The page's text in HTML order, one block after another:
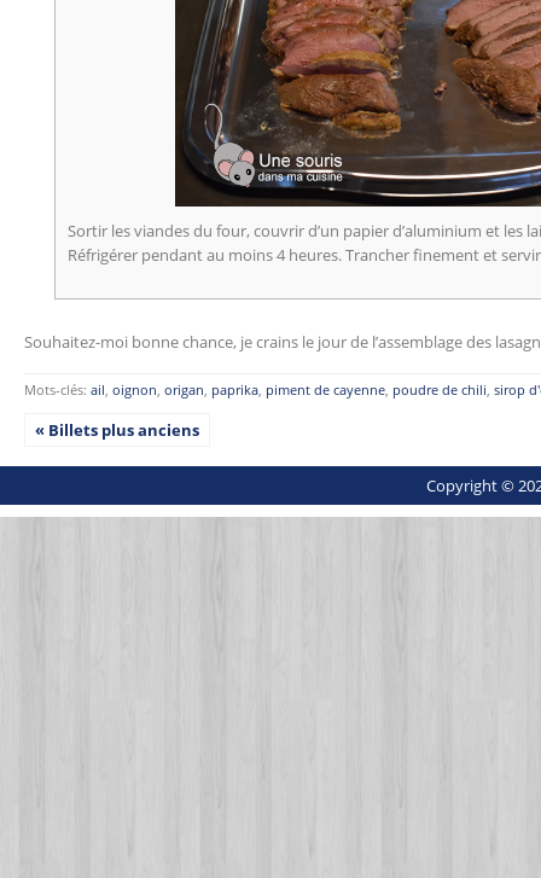
Sortir les viandes du four, couvrir d’un papier d’aluminium et les
Réfrigérer pendant au moins 4 heures. Trancher finement et
Souhaitez-moi bonne chance, je crains le jour de l’assemblage des
Mots-clés: ail, oignon, origan, paprika, piment de cayenne, poudre de chili, sirop
« Billets plus anciens
Copyright ©